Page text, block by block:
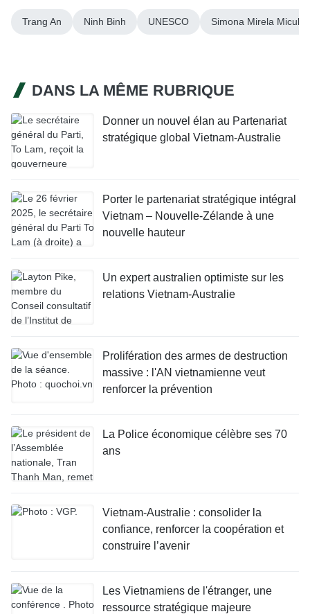
Trang An Ninh Binh UNESCO Simona Mirela
DANS LA MÊME RUBRIQUE
Donner un nouvel élan au Partenariat
stratégique global Vietnam-Australie
Porter le partenariat stratégique intégral
Vietnam – Nouvelle-Zélande à une
nouvelle hauteur
Un expert australien optimiste sur les
relations Vietnam-Australie
Prolifération des armes de destruction
massive : l'AN vietnamienne veut
renforcer la prévention
La Police économique célèbre ses 70
ans
Vietnam-Australie : consolider la
confiance, renforcer la coopération et
construire l’avenir
Les Vietnamiens de l'étranger, une
ressource stratégique majeure